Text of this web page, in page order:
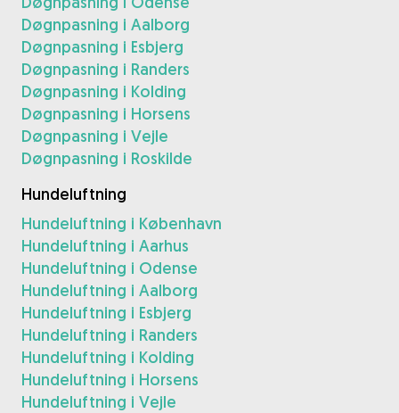
Døgnpasning i Aalborg
Døgnpasning i Esbjerg
Døgnpasning i Randers
Døgnpasning i Kolding
Døgnpasning i Horsens
Døgnpasning i Vejle
Døgnpasning i Roskilde
Hundeluftning
Hundeluftning i København
Hundeluftning i Aarhus
Hundeluftning i Odense
Hundeluftning i Aalborg
Hundeluftning i Esbjerg
Hundeluftning i Randers
Hundeluftning i Kolding
Hundeluftning i Horsens
Hundeluftning i Vejle